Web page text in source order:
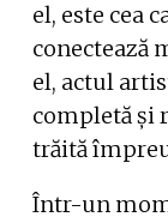
el, este cea
conectează
el, actul
completă și
trăită
Într-un